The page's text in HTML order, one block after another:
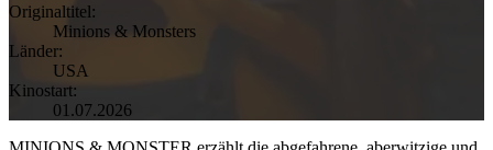
Originaltitel:
Minions & Monsters
Länder:
USA
Kinostart:
01.07.2026